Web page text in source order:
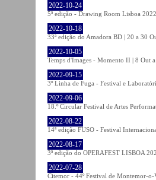
2022-10-24
5ª edição - Drawing Room Lisboa
2022-10-18
33ª edição do Amadora BD | 20 a 30
2022-10-05
Temps d'Images - Momento II | 8 Out
2022-09-15
3º Linha de Fuga - Festival e
2022-09-06
18.º Circular Festival de Artes
2022-08-22
14ª edição FUSO - Festival
2022-08-17
3ª edição do OPERAFEST LISBOA
2022-07-28
Citemor - 44º Festival de Montemor-